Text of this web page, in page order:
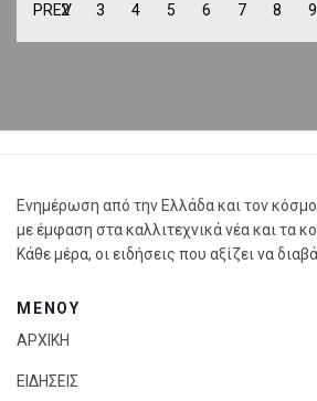
PREV
2 3 4 5 6 7 8 9
Ενημέρωση από την Ελλάδα και τον
με έμφαση στα καλλιτεχνικά νέα και τα
Κάθε μέρα, οι ειδήσεις που αξίζει να
ΜΕΝΟΥ
ΑΡΧΙΚΗ
ΕΙΔΗΣΕΙΣ